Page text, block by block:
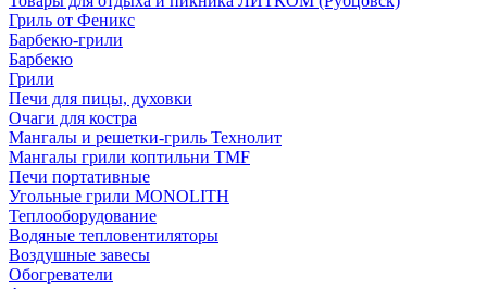
Гриль от Феникс
Барбекю-грили
Барбекю
Грили
Печи для пицы, духовки
Очаги для костра
Мангалы и решетки-гриль Технолит
Мангалы грили коптильни TMF
Печи портативные
Угольные грили MONOLITH
Теплооборудование
Водяные тепловентиляторы
Воздушные завесы
Обогреватели